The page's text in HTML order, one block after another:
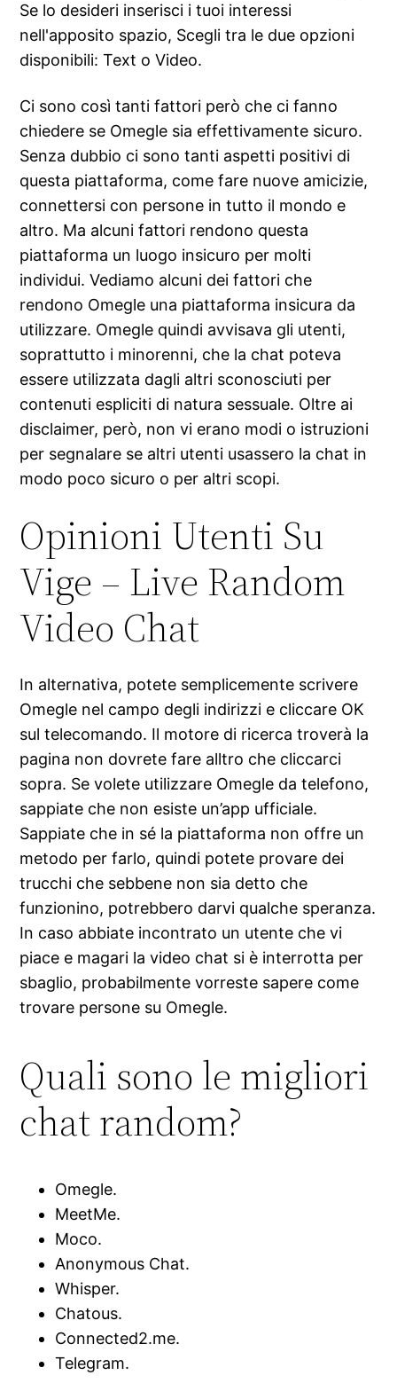
Se lo desideri inserisci i tuoi interessi
nell'apposito spazio, Scegli tra le due opzioni
disponibili: Text o Video.
Ci sono così tanti fattori però che ci fanno
chiedere se Omegle sia effettivamente sicuro.
Senza dubbio ci sono tanti aspetti positivi di
questa piattaforma, come fare nuove amicizie,
connettersi con persone in tutto il mondo e
altro. Ma alcuni fattori rendono questa
piattaforma un luogo insicuro per molti
individui. Vediamo alcuni dei fattori che
rendono Omegle una piattaforma insicura da
utilizzare. Omegle quindi avvisava gli utenti,
soprattutto i minorenni, che la chat poteva
essere utilizzata dagli altri sconosciuti per
contenuti espliciti di natura sessuale. Oltre ai
disclaimer, però, non vi erano modi o istruzioni
per segnalare se altri utenti usassero la chat in
modo poco sicuro o per altri scopi.
Opinioni Utenti Su
Vige – Live Random
Video Chat
In alternativa, potete semplicemente scrivere
Omegle nel campo degli indirizzi e cliccare OK
sul telecomando. Il motore di ricerca troverà la
pagina non dovrete fare alltro che cliccarci
sopra. Se volete utilizzare Omegle da telefono,
sappiate che non esiste un’app ufficiale.
Sappiate che in sé la piattaforma non offre un
metodo per farlo, quindi potete provare dei
trucchi che sebbene non sia detto che
funzionino, potrebbero darvi qualche speranza.
In caso abbiate incontrato un utente che vi
piace e magari la video chat si è interrotta per
sbaglio, probabilmente vorreste sapere come
trovare persone su Omegle.
Quali sono le migliori
chat random?
Omegle.
MeetMe.
Moco.
Anonymous Chat.
Whisper.
Chatous.
Connected2.me.
Telegram.